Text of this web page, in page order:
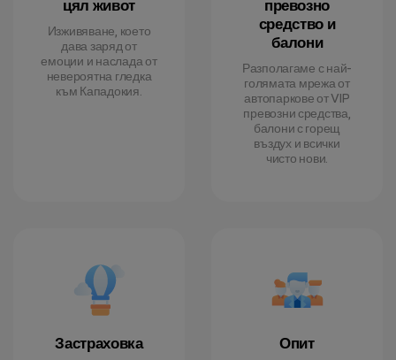
цял живот
Изживяване, което
дава заряд от
емоции и наслада от
невероятна гледка
към Кападокия.
превозно
средство и
балони
Разполагаме с най-
голямата мрежа от
автопаркове от VIP
превозни средства,
балони с горещ
въздух и всички
чисто нови.
Застраховка Опит